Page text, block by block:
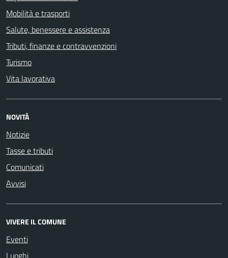
Mobilità e trasporti
Salute, benessere e assistenza
Tributi, finanze e contravvenzioni
Turismo
Vita lavorativa
NOVITÀ
Notizie
Tasse e tributi
Comunicati
Avvisi
VIVERE IL COMUNE
Eventi
Luoghi